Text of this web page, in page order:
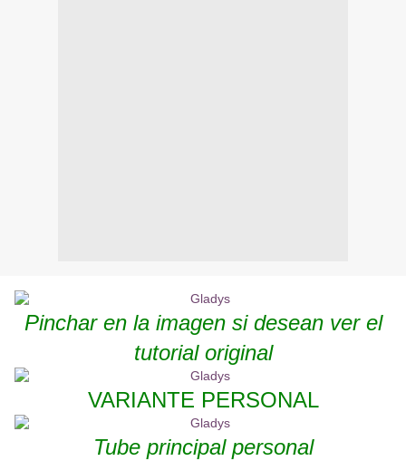
Pinchar en la imagen si desean ver el
tutorial original
VARIANTE PERSONAL
Tube principal personal